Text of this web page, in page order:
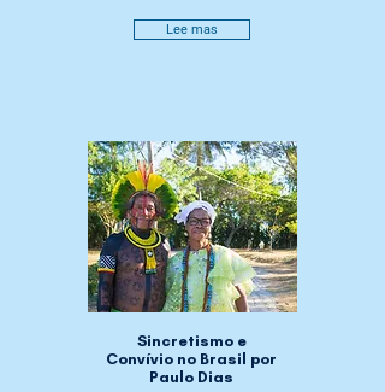
Lee mas
Sincretismo e
Convívio no Brasil por
Paulo Dias